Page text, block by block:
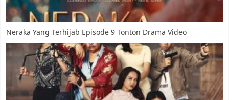
Neraka Yang Terhijab Episode 9 Tonton Drama Video